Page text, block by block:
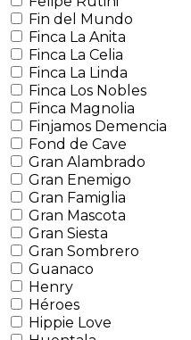
Fin del Mundo
Finca La Anita
Finca La Celia
Finca La Linda
Finca Los Nobles
Finca Magnolia
Finjamos Demencia
Fond de Cave
Gran Alambrado
Gran Enemigo
Gran Famiglia
Gran Mascota
Gran Siesta
Gran Sombrero
Guanaco
Henry
Héroes
Hippie Love